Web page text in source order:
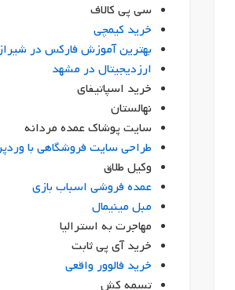
سی پی کالاف
خرید کیمچی
بهترین آموزش فارکس در
ارزدیجیتال در مشهد
خرید اسپاتیفای
نهالستان
سایت پوشاک عمده مردانه
طراحی سایت فروشگاهی با
وکیل طلاق
عمده فروشی اسباب بازی
مبل مینیمال
مهاجرت به استرالیا
خرید آی پی ثابت
خرید فالوور واقعی
تسمه کش